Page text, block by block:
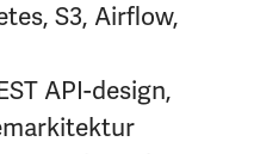
S3, Airflow,
API-design,